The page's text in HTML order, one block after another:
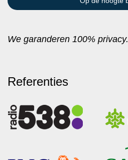
We garanderen 100% privacy.
Referenties